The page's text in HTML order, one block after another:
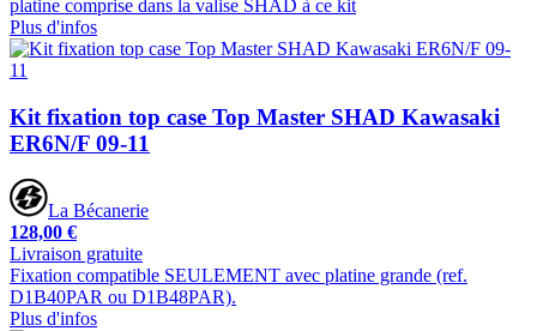
platine comprise dans la valise SHAD à ce kit
Plus d'infos
Kit fixation top case Top Master SHAD Kawasaki
ER6N/F 09-11
La Bécanerie
128,00 €
Livraison gratuite
Fixation compatible SEULEMENT avec platine grande (ref.
D1B40PAR ou D1B48PAR).
Plus d'infos